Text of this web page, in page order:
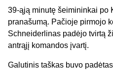
39-ąją minutę šeimininkai po
pranašumą. Pačioje pirmojo
Schneiderlinas padėjo tvirtą
antrąjį komandos įvartį.
Galutinis taškas buvo